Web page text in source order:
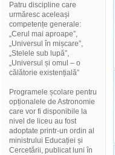
Patru discipline care
urmăresc aceleași
competențe generale:
„Cerul mai aproape”,
„Universul în mișcare”,
„Stelele sub lupă”,
„Universul și omul – o
călătorie existențială”
Programele școlare pentru
opționalele de Astronomie
care vor fi disponibile la
nivel de liceu au fost
adoptate printr-un ordin al
ministrului Educației și
Cercetării, publicat luni în